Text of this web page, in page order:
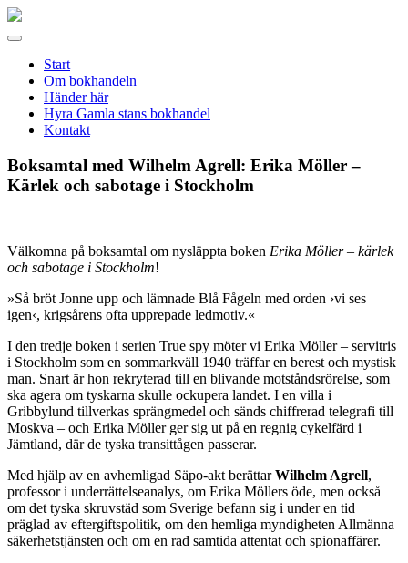
Gamla
Meny
Start
Om bokhandeln
Händer här
Hyra Gamla stans bokhandel
Kontakt
Boksamtal med Wilhelm Agrell: Erika Möller –
Kärlek och sabotage i Stockholm
Välkomna på boksamtal om nysläppta boken Erika Möller – kärlek
och sabotage i Stockholm!
»Så bröt Jonne upp och lämnade Blå Fågeln med orden ›vi ses
igen‹, krigsårens ofta upprepade ledmotiv.«
I den tredje boken i serien True spy möter vi Erika Möller – servitris
i Stockholm som en sommarkväll 1940 träffar en berest och mystisk
man. Snart är hon rekryterad till en blivande motståndsrörelse, som
ska agera om tyskarna skulle ockupera landet. I en villa i
Gribbylund tillverkas sprängmedel och sänds chiffrerad telegrafi till
Moskva – och Erika Möller ger sig ut på en regnig cykelfärd i
Jämtland, där de tyska transittågen passerar.
Med hjälp av en avhemligad Säpo-akt berättarWilhelm Agrell,
professor i underrättelseanalys, om Erika Möllers öde, men också
om det tyska skruvstäd som Sverige befann sig i under en tid
präglad av eftergiftspolitik, om den hemliga myndigheten Allmänna
säkerhetstjänsten och om en rad samtida attentat och spionaffärer.